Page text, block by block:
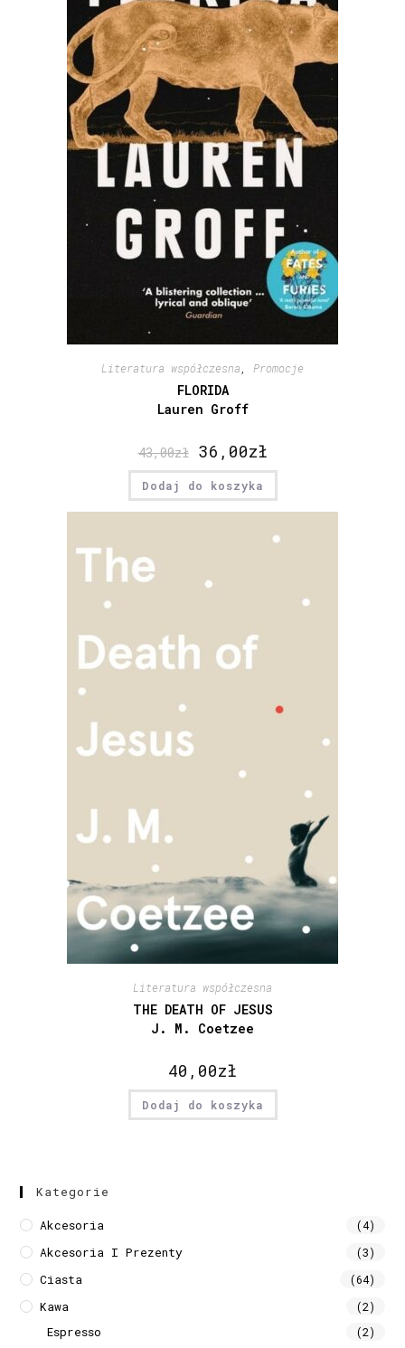
Literatura współczesna Promocje
FLORIDA
Lauren Groff
43,00zł 36,00zł
Dodaj do koszyka
Literatura współczesna
THE DEATH OF JESUS
J. M. Coetzee
40,00zł
Dodaj do koszyka
Kategorie
Akcesoria (4)
Akcesoria I Prezenty (3)
Ciasta (64)
Kawa (2)
Espresso (2)